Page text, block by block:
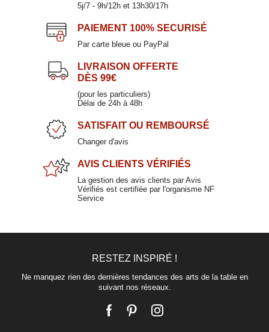
Assiette plate en porcelaine 26,5cm
14,50 €
Assiette creuse en porcelaine 23,5cm
ROUVRAY
Assiette dessert en porcelaine 23cm
STRIA
10,50 €
5j/7 - 9h/12h et 13h30/17h
PAIEMENT 100% SECURISÉ
Par carte bleue ou PayPal
LIVRAISON OFFERTE
DÈS 99€
(pour les particuliers)
Délai de 24h à 48h
SATISFAIT OU REMBOURSÉ
Changer d'avis
AVIS CLIENTS VÉRIFIÉS
La gestion des avis clients par Avis
Vérifiés est certifiée par l'organisme NF
Service
RESTEZ INSPIRÉ !
Ne manquez rien des dernières tendances des arts de la table en
suivant nos réseaux.